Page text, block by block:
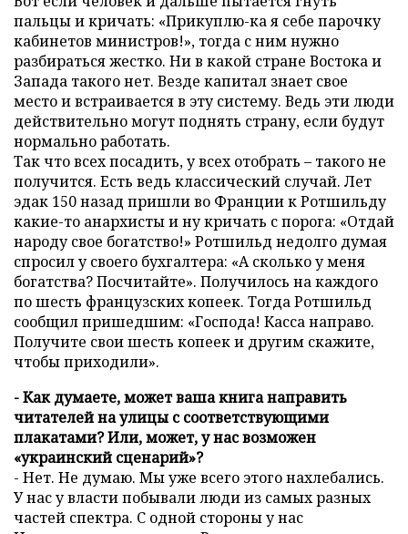
пальцы и кричать: «Прикуплю-ка я себе парочку
кабинетов министров!», тогда с ним нужно
разбираться жестко. Ни в какой стране Востока и
Запада такого нет. Везде капитал знает свое
место и встраивается в эту систему. Ведь эти люди
действительно могут поднять страну, если будут
нормально работать.
Так что всех посадить, у всех отобрать – такого не
получится. Есть ведь классический случай. Лет
эдак 150 назад пришли во Франции к Ротшильду
какие-то анархисты и ну кричать с порога: «Отдай
народу свое богатство!» Ротшильд недолго думая
спросил у своего бухгалтера: «А сколько у меня
богатства? Посчитайте». Получилось на каждого
по шесть французских копеек. Тогда Ротшильд
сообщил пришедшим: «Господа! Касса направо.
Получите свои шесть копеек и другим скажите,
чтобы приходили».
- Как думаете, может ваша книга направить
читателей на улицы с соответствующими
плакатами? Или, может, у нас возможен
«украинский сценарий»?
- Нет. Не думаю. Мы уже всего этого нахлебались.
У нас у власти побывали люди из самых разных
частей спектра. С одной стороны у нас